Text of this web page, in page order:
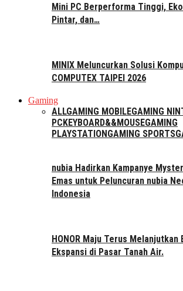
Mini PC Berperforma Tinggi,
Pintar, dan…
MINIX Meluncurkan Solusi
COMPUTEX TAIPEI 2026
Gaming
ALLGAMING MOBILEGAMING
PCKEYBOARD&&MOUSEGAMING
PLAYSTATIONGAMING SPORTS
nubia Hadirkan Kampanye
Emas untuk Peluncuran nubia
Indonesia
HONOR Maju Terus Melanjutkan
Ekspansi di Pasar Tanah Air.